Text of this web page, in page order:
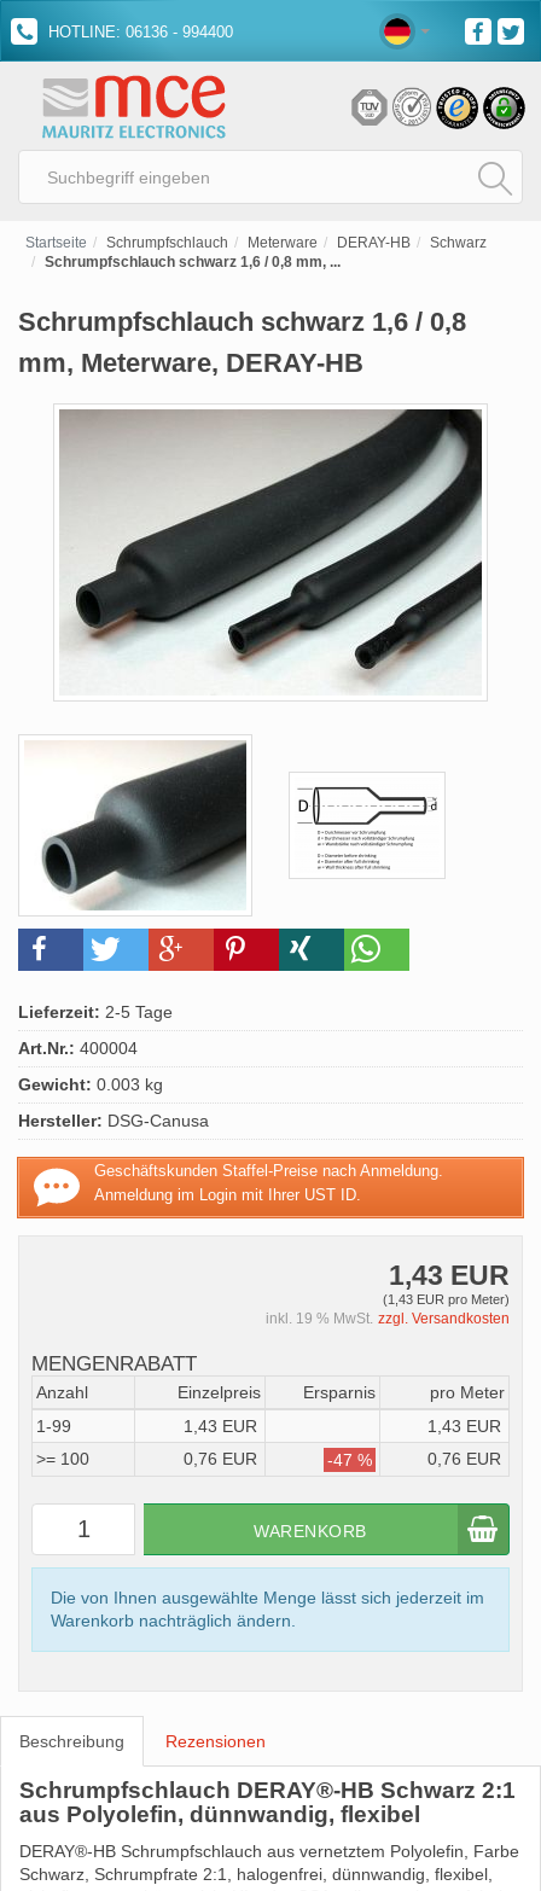
HOTLINE: 06136 - 994400
Startseite Schrumpfschlauch Meterware DERAY-HB
Schwarz
Schrumpfschlauch schwarz 1,6 / 0,8 mm, ...
Schrumpfschlauch schwarz 1,6 / 0,8
mm, Meterware, DERAY-HB
Lieferzeit: 2-5 Tage
Art.Nr.: 400004
Gewicht: 0.003 kg
Hersteller: DSG-Canusa
Geschäftskunden Staffel-Preise nach Anmeldung.
Anmeldung im Login mit Ihrer UST ID.
1,43 EUR
(1,43 EUR pro Meter)
inkl. 19 % MwSt. zzgl. Versandkosten
MENGENRABATT
Anzahl Einzelpreis Ersparnis
pro Meter
1-99
1,43 EUR
1,43 EUR
>= 100
0,76 EUR -47 % 0,76 EUR
WARENKORB
Die von Ihnen ausgewählte Menge lässt sich jederzeit im
Warenkorb nachträglich ändern.
Beschreibung Rezensionen
Schrumpfschlauch DERAY®-HB Schwarz 2:1
aus Polyolefin, dünnwandig, flexibel
DERAY®-HB Schrumpfschlauch aus vernetztem Polyolefin, Farbe
Schwarz, Schrumpfrate 2:1, halogenfrei, dünnwandig, flexibel,